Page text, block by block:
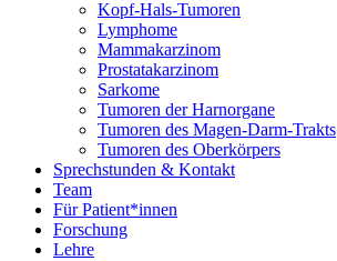
Kopf-Hals-Tumoren
Lymphome
Mammakarzinom
Prostatakarzinom
Sarkome
Tumoren der Harnorgane
Tumoren des Magen-Darm-Trakts
Tumoren des Oberkörpers
Sprechstunden & Kontakt
Team
Für Patient*innen
Forschung
Lehre